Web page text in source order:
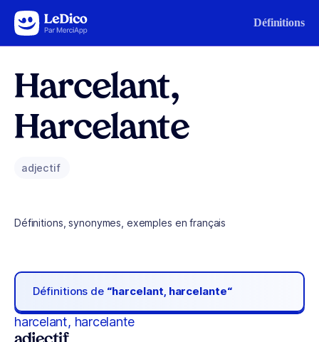
Aller au contenu Définitions
Harcelant,
Harcelante
adjectif
Définitions, synonymes, exemples en français
Définitions de “harcelant, harcelante“
harcelant, harcelante